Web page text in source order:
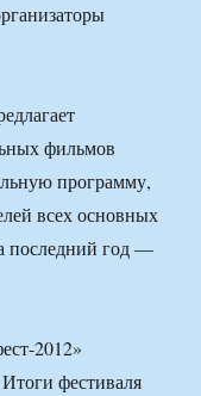
фильмов
программу,
всех основных
последний год —
2012»
фестиваля